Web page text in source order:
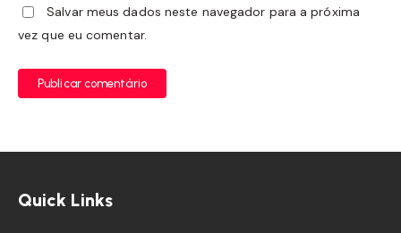
Salvar meus dados neste navegador para a próxima
vez que eu comentar.
Publicar comentário
Quick Links